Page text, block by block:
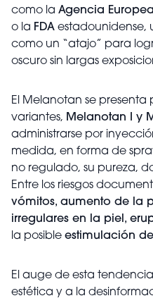
como la Agencia
o la FDA estadounidense,
como un “atajo” para
oscuro sin largas
El Melanotan se
variantes, Melanotan I y
administrarse por
medida, en forma de
no regulado, su pureza,
Entre los riesgos
vómitos, aumento de la
irregulares en la piel,
la posible estimulación
El auge de esta
estética y a la